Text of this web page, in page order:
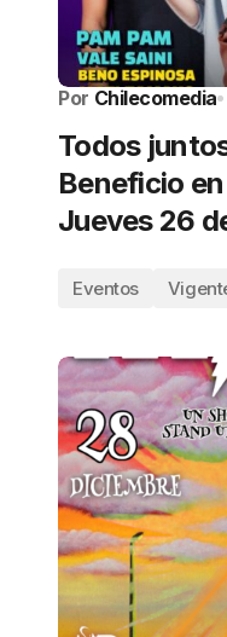
Por Chilecomedia
Todos
Beneficio
Jueves 26
Eventos